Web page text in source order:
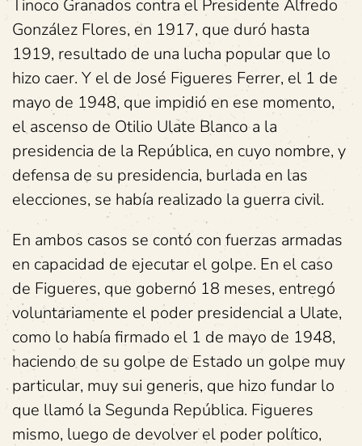
Tinoco Granados contra el Presidente Alfredo
González Flores, en 1917, que duró hasta
1919, resultado de una lucha popular que lo
hizo caer. Y el de José Figueres Ferrer, el 1 de
mayo de 1948, que impidió en ese momento,
el ascenso de Otilio Ulate Blanco a la
presidencia de la República, en cuyo nombre, y
defensa de su presidencia, burlada en las
elecciones, se había realizado la guerra civil.
En ambos casos se contó con fuerzas armadas
en capacidad de ejecutar el golpe. En el caso
de Figueres, que gobernó 18 meses, entregó
voluntariamente el poder presidencial a Ulate,
como lo había firmado el 1 de mayo de 1948,
haciendo de su golpe de Estado un golpe muy
particular, muy sui generis, que hizo fundar lo
que llamó la Segunda República. Figueres
mismo, luego de devolver el poder político,